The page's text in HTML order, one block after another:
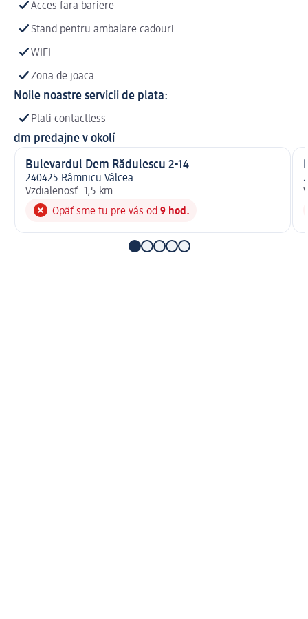
Acces fara bariere
Stand pentru ambalare cadouri
WIFI
Zona de joaca
Noile noastre servicii de plata:
Plati contactless
dm predajne v okolí
Bulevardul Dem Rădulescu 2-14
240425 Râmnicu Vâlcea
Vzdialenosť: 1,5 km
Opäť sme tu pre vás od 9 hod.